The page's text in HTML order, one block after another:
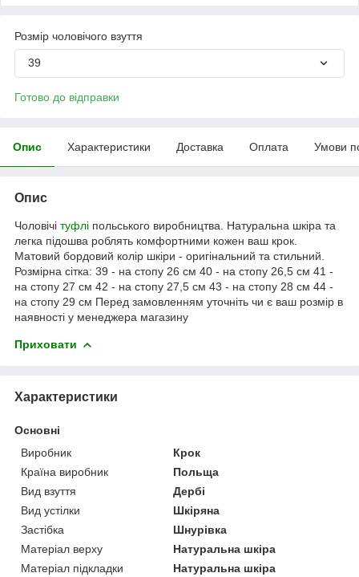
Розмір чоловічого взуття
39
Готово до відправки
Опис Характеристики Доставка Оплата Умови
Опис
Чоловічі туфлі польського виробництва. Натуральна шкіра та
легка підошва роблять комфортними кожен ваш крок.
Матовий бордовий колір шкіри - оригінальний та стильний.
Розмірна сітка: 39 - на стопу 26 см 40 - на стопу 26,5 см 41 -
на стопу 27 см 42 - на стопу 27,5 см 43 - на стопу 28 см 44 -
на стопу 29 см Перед замовленням уточніть чи є ваш розмір в
наявності у менеджера магазину
Приховати
Характеристики
Основні
Виробник
Крок
Країна виробник
Польща
Вид взуття
Дербі
Вид устілки
Шкіряна
Застібка
Шнурівка
Матеріал верху
Натуральна шкіра
Матеріал підкладки
Натуральна шкіра